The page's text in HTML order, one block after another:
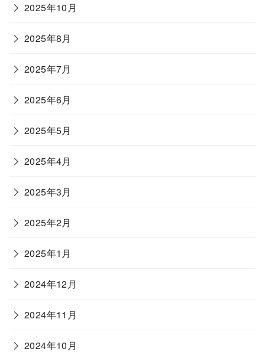
2025年10月
2025年8月
2025年7月
2025年6月
2025年5月
2025年4月
2025年3月
2025年2月
2025年1月
2024年12月
2024年11月
2024年10月